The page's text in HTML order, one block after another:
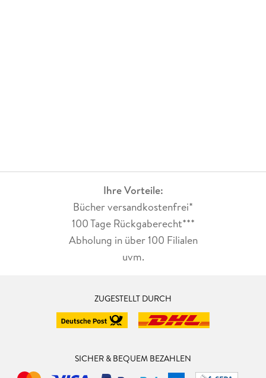
Ihre Vorteile:
Bücher versandkostenfrei*
100 Tage Rückgaberecht***
Abholung in über 100 Filialen
uvm.
ZUGESTELLT DURCH
SICHER & BEQUEM BEZAHLEN